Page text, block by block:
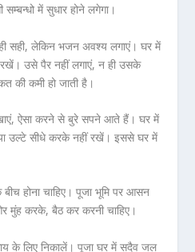
में सुधार होने लगेगा।
सही, लेकिन भजन अवश्य लगाएं। घर में
उसे पैर नहीं लगाएं, न ही उसके
की कमी हो जाती है।
ऐसा करने से बुरे सपने आते हैं। घर में
उल्टे सीधे करके नहीं रखें। इससे घर में
होना चाहिए। पूजा भूमि पर आसन
मुंह करके, बैठ कर करनी चाहिए।
के लिए निकालें। पूजा घर में सदैव जल